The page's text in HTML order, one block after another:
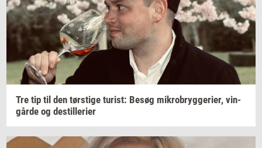
Tre tip til den tørsti­ge turist: Besøg mi­kro­bryg­ge­ri­er, vin­
går­de og destil­le­ri­er